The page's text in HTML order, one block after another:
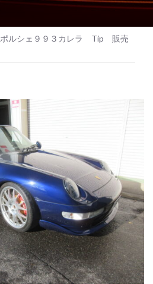
ポルシェ９９３カレラ Tip 販売